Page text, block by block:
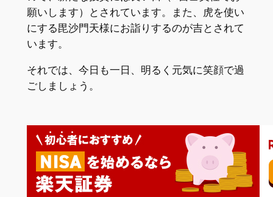
願いします）とされています。また、虎を使い
にする毘沙門天様にお詣りするのが吉とされて
います。
それでは、今日も一日、明るく元気に笑顔で過
ごしましょう。